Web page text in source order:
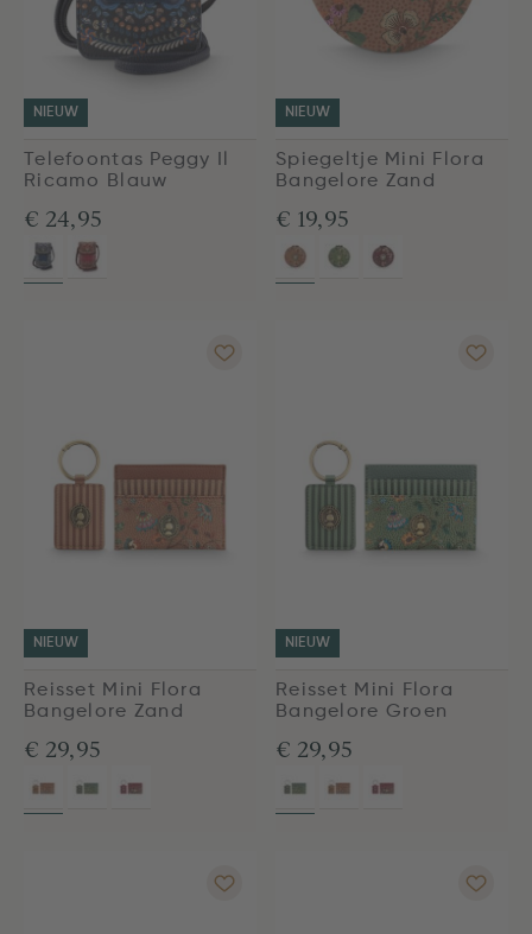
NIEUW
Telefoontas Peggy Il
Ricamo Blauw
€ 24,95
NIEUW
Spiegeltje Mini Flora
Bangelore Zand
€ 19,95
NIEUW
Reisset Mini Flora
Bangelore Zand
€ 29,95
NIEUW
Reisset Mini Flora
Bangelore Groen
€ 29,95